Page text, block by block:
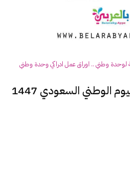
لوحدة وطني .. اوراق عمل ادراكي وحدة وطني
رسمة للتلوين عن اليوم الوطني السعودي 1447